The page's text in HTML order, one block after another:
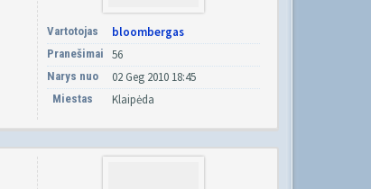
Vartotojas bloombergas
Pranešimai 56
Narys nuo 02 Geg 2010 18:45
Miestas Klaipėda